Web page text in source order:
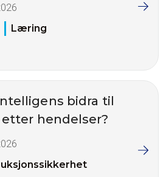
Læring
bidra til
hendelser?